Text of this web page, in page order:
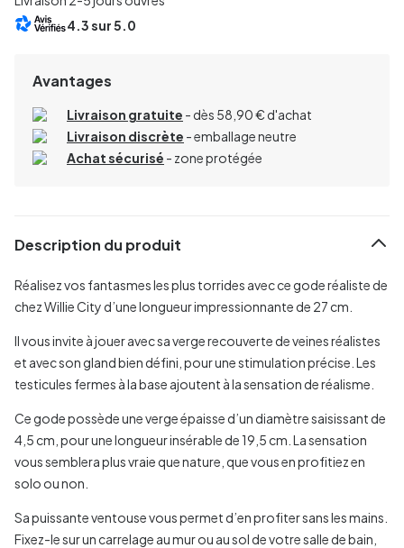
4.3sur 5.0
Avantages
Livraison gratuite - dès 58,90 € d'achat
Livraison discrète - emballage neutre
Achat sécurisé - zone protégée
Description du produit
Réalisez vos fantasmes les plus torrides avec ce gode réaliste de
chez Willie City d’une longueur impressionnante de 27 cm.
Il vous invite à jouer avec sa verge recouverte de veines réalistes
et avec son gland bien défini, pour une stimulation précise. Les
testicules fermes à la base ajoutent à la sensation de réalisme.
Ce gode possède une verge épaisse d’un diamètre saisissant de
4,5 cm, pour une longueur insérable de 19,5 cm. La sensation
vous semblera plus vraie que nature, que vous en profitiez en
solo ou non.
Sa puissante ventouse vous permet d’en profiter sans les mains.
Fixez-le sur un carrelage au mur ou au sol de votre salle de bain,